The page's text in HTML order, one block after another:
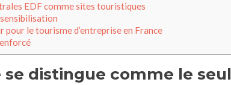
EDF comme sites touristiques
pour le tourisme d’entreprise en France
se distingue comme le